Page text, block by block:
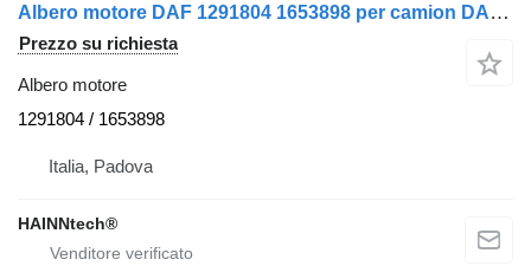
Albero motore DAF 1291804 1653898 per camion DAF XF95 480 hp / PS Euro 3
Prezzo su richiesta
Albero motore
1291804 / 1653898
Italia, Padova
HAINNtech®